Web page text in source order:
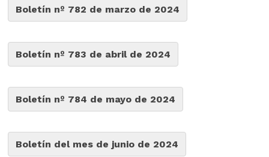
Boletín nº 782 de marzo de 2024
Boletín nº 783 de abril de 2024
Boletín nº 784 de mayo de 2024
Boletín del mes de junio de 2024